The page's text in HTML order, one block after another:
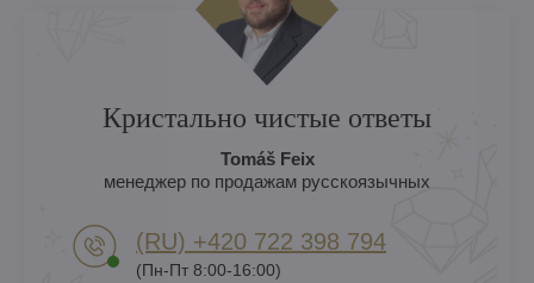
Кристально чистые ответы
Tomáš Feix
менеджер по продажам русскоязычных
(RU) +420 722 398 794​
(Пн-Пт 8:00-16:00)